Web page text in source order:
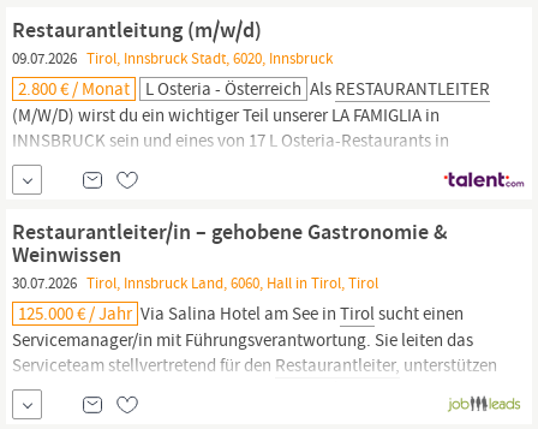
in (w/m/d) Bad Hall Vollzeit ab sofort Wenn du
es liebst, mit der Restaurant- und Gastroleitung eng
Restaurantleitung (m/w/d)
09.07.2026 Tirol, Innsbruck Stadt, 6020, Innsbruck
2.800 € / Monat L Osteria - Österreich Als RESTAURANTLEITER
(M/W/D) wirst du ein wichtiger Teil unserer LA FAMIGLIA in
INNSBRUCK sein und eines von 17 L Osteria-Restaurants in
Österreich leiten. Als
OSTERIA INNSBRUCK Genau hier kommst du ins Spiel und das
beste daran ist: Du kommst in ein erfahrenes Team und wirst
herzlich empfangen,...
Restaurantleiter/in – gehobene Gastronomie &
Weinwissen
30.07.2026 Tirol, Innsbruck Land, 6060, Hall in Tirol, Tirol
125.000 € / Jahr Via Salina Hotel am See in Tirolsucht einen
Servicemanager/in mit Führungsverantwortung. Sie leiten das
Serviceteam stellvertretend für den Restaurantleiter, unterstützen
die Serviceabläufe und betreuen HP-Gäste, À-la-carte sowie
Bankettveranstaltungen. Ausbildung in der Gastronomie,